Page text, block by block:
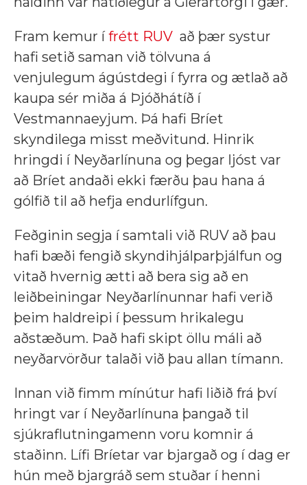
Fram kemur ífrétt RUV að þær systur
hafi setið saman við tölvuna á
venjulegum ágústdegi í fyrra og ætlað að
kaupa sér miða á Þjóðhátíð í
Vestmannaeyjum. Þá hafi Bríet
skyndilega misst meðvitund. Hinrik
hringdi í Neyðarlínuna og þegar ljóst var
að Bríet andaði ekki færðu þau hana á
gólfið til að hefja endurlífgun.
Feðginin segja í samtali við RUV að þau
hafi bæði fengið skyndihjálparþjálfun og
vitað hvernig ætti að bera sig að en
leiðbeiningar Neyðarlínunnar hafi verið
þeim haldreipi í þessum hrikalegu
aðstæðum. Það hafi skipt öllu máli að
neyðarvörður talaði við þau allan tímann.
Innan við fimm mínútur hafi liðið frá því
hringt var í Neyðarlínuna þangað til
sjúkraflutningamenn voru komnir á
staðinn. Lífi Bríetar var bjargað og í dag er
hún með bjargráð sem stuðar í henni